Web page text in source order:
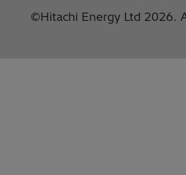
©Hitachi Energy Ltd 2026.